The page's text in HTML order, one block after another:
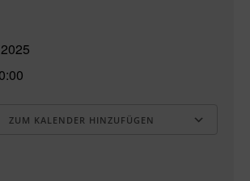
2025
ZUM KALENDER HINZUFÜGEN